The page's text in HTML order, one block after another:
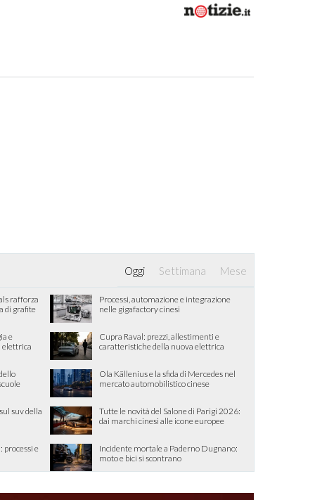
Oggi Settimana Mese
rafforza
di grafite
Processi, automazione e integrazione
nelle gigafactory cinesi
e
elettrica
Cupra Raval: prezzi, allestimenti e
caratteristiche della nuova elettrica
Ola Källenius e la sfida di Mercedes nel
mercato automobilistico cinese
suv della
Tutte le novità del Salone di Parigi 2026:
dai marchi cinesi alle icone europee
processi e
Incidente mortale a Paderno Dugnano:
moto e bici si scontrano